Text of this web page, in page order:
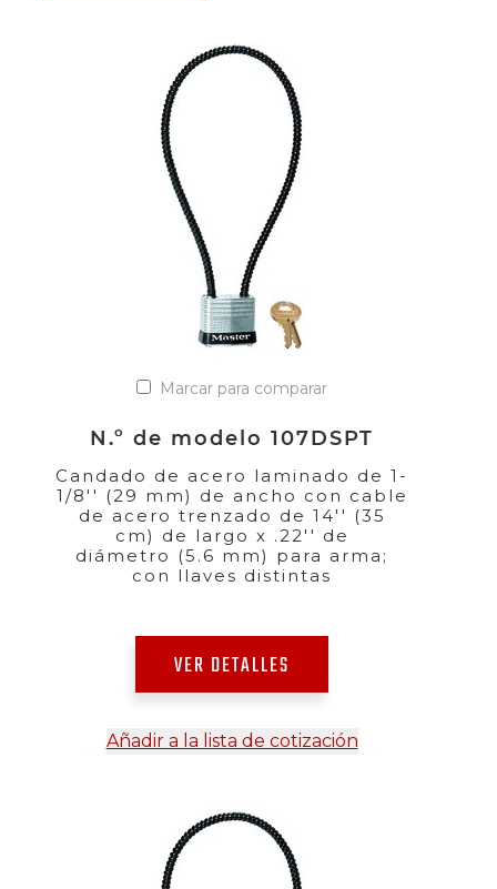
Marcar para comparar
N.º de modelo 107DSPT
Candado de acero laminado de 1-
1/8'' (29 mm) de ancho con cable
de acero trenzado de 14'' (35
cm) de largo x .22'' de
diámetro (5.6 mm) para arma;
con llaves distintas
VER DETALLES
Añadir a la lista de cotización